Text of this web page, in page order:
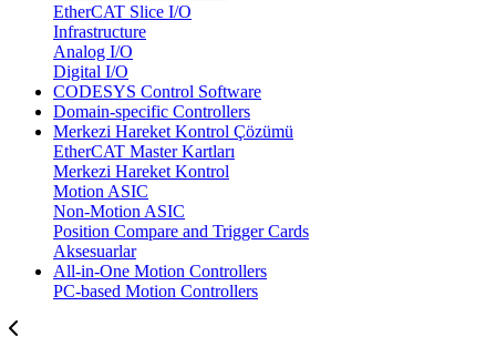
EtherCAT Slice I/O
Infrastructure
Analog I/O
Digital I/O
CODESYS Control Software
Domain-specific Controllers
Merkezi Hareket Kontrol Çözümü
EtherCAT Master Kartları
Merkezi Hareket Kontrol
Motion ASIC
Non-Motion ASIC
Position Compare and Trigger Cards
Aksesuarlar
All-in-One Motion Controllers
PC-based Motion Controllers